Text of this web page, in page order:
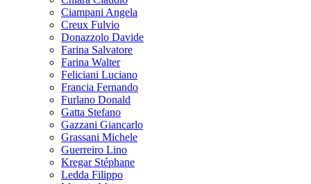
Ciampani Angela
Creux Fulvio
Donazzolo Davide
Farina Salvatore
Farina Walter
Feliciani Luciano
Francia Fernando
Furlano Donald
Gatta Stefano
Gazzani Giancarlo
Grassani Michele
Guerreiro Lino
Kregar Stéphane
Ledda Filippo